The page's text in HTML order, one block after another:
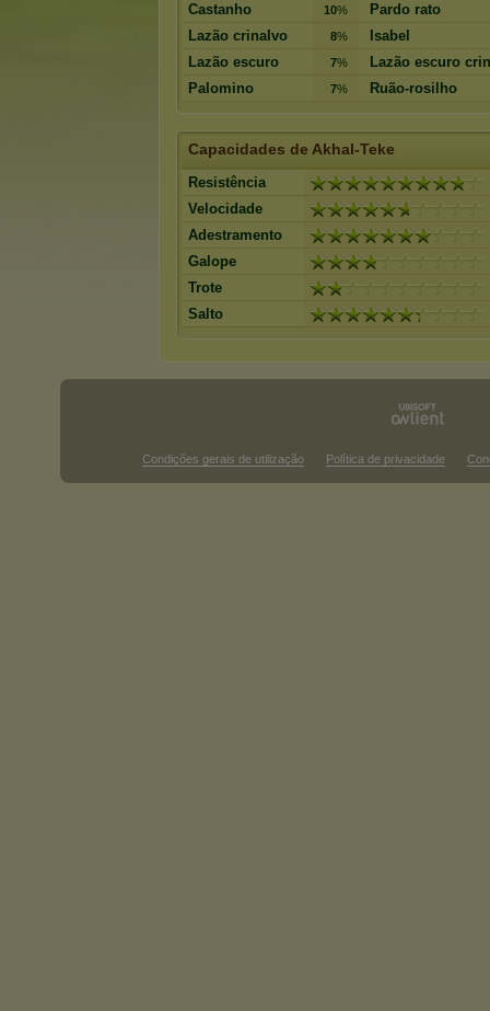
Castanho
10%
Pardo rato
Lazão crinalvo
8%
Isabel
Lazão escuro
7%
Lazão escuro
Palomino
7% Ruão-rosilho
Capacidades de Akhal-Teke
Resistência
Velocidade
Adestramento
Galope
Trote
Salto
Condições gerais de utilização Política de privacidade